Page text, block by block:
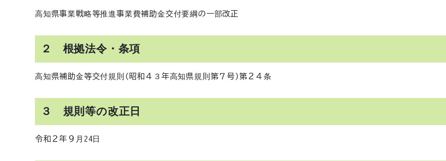
高知県事業戦略等推進事業費補助金交付要綱の一部改正
２ 根拠法令・条項
高知県補助金等交付規則(昭和４３年高知県規則第７号)第２４条
３ 規則等の改正日
令和２年９月24日